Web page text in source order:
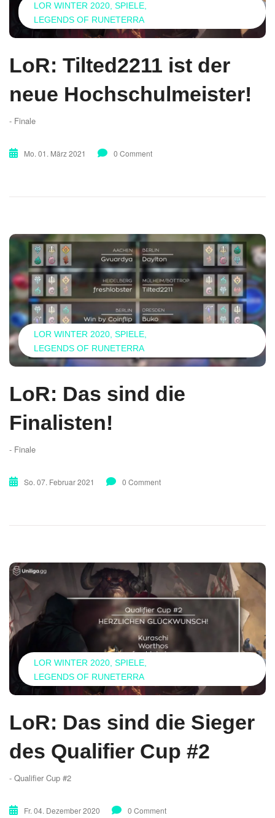
LOR WINTER 2020 SPIELE
LEGENDS OF RUNETERRA
LoR: Tilted2211 ist der
neue Hochschulmeister!
- Finale
Mo. 01. März 2021 0 Comment
LOR WINTER 2020 SPIELE
LEGENDS OF RUNETERRA
LoR: Das sind die
Finalisten!
- Finale
So. 07. Februar 2021 0 Comment
LOR WINTER 2020 SPIELE
LEGENDS OF RUNETERRA
LoR: Das sind die Sieger
des Qualifier Cup #2
- Qualifier Cup #2
Fr. 04. Dezember 2020 0 Comment